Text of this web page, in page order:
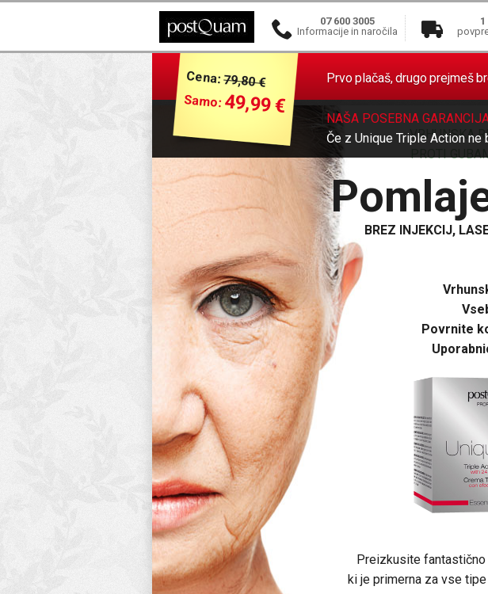
07 600 3005
Informacije in naročila
Prvo plačaš, drugo prejmeš
NAŠA POSEBNA
Če z Unique Triple Action
Cena:79,80 €
Samo:49,99 €
VRHUNSKA
PROTI
BREZ INJEKCIJ,
Povrnite
Preizkusite fantastično
ki je primerna za vse